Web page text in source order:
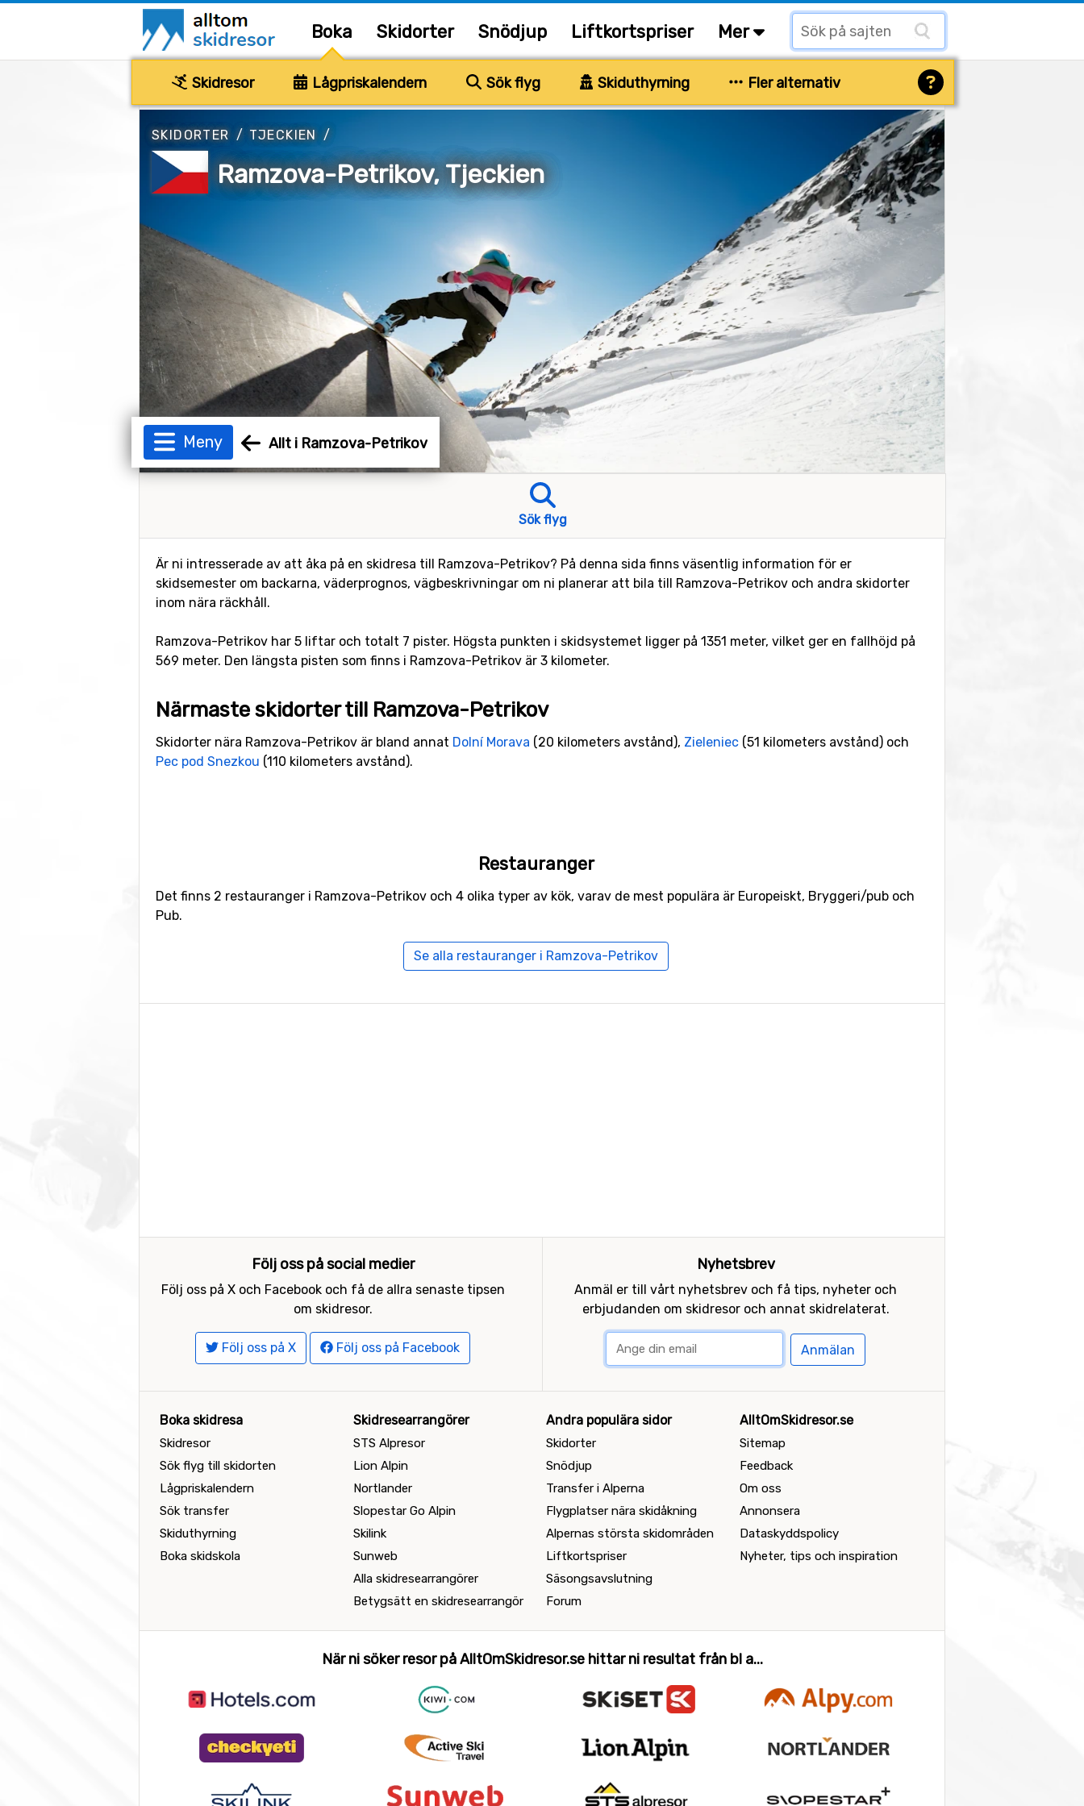
Boka Skidorter Snödjup Liftkortspriser Mer
Skidresor Lågpriskalendern Sök flyg Skiduthyrning Fler alternativ
SKIDORTER / TJECKIEN /
Ramzova-Petrikov, Tjeckien
Meny Allt i Ramzova-Petrikov
Sök flyg
Är ni intresserade av att åka på en skidresa till Ramzova-Petrikov? På denna sida finns väsentlig information för er
skidsemester om backarna, väderprognos, vägbeskrivningar om ni planerar att bila till Ramzova-Petrikov och andra skidorter
inom nära räckhåll.
Ramzova-Petrikov har 5 liftar och totalt 7 pister. Högsta punkten i skidsystemet ligger på 1351 meter, vilket ger en fallhöjd på
569 meter. Den längsta pisten som finns i Ramzova-Petrikov är 3 kilometer.
Närmaste skidorter till Ramzova-Petrikov
Skidorter nära Ramzova-Petrikov är bland annat Dolní Morava (20 kilometers avstånd), Zieleniec (51 kilometers avstånd) och
Pec pod Snezkou (110 kilometers avstånd).
Restauranger
Det finns 2 restauranger i Ramzova-Petrikov och 4 olika typer av kök, varav de mest populära är Europeiskt, Bryggeri/pub och
Pub.
Se alla restauranger i Ramzova-Petrikov
Följ oss på social medier
Följ oss på X och Facebook och få de allra senaste tipsen
om skidresor.
Följ oss på X Följ oss på Facebook
Nyhetsbrev
Anmäl er till vårt nyhetsbrev och få tips, nyheter och
erbjudanden om skidresor och annat skidrelaterat.
Anmälan
Boka skidresa
Skidresor
Sök flyg till skidorten
Lågpriskalendern
Sök transfer
Skiduthyrning
Boka skidskola
Skidresearrangörer
STS Alpresor
Lion Alpin
Nortlander
Slopestar Go Alpin
Skilink
Sunweb
Alla skidresearrangörer
Betygsätt en skidresearrangör
Andra populära sidor
Skidorter
Snödjup
Transfer i Alperna
Flygplatser nära skidåkning
Alpernas största skidområden
Liftkortspriser
Säsongsavslutning
Forum
AlltOmSkidresor.se
Sitemap
Feedback
Om oss
Annonsera
Dataskyddspolicy
Nyheter, tips och inspiration
När ni söker resor på AlltOmSkidresor.se hittar ni resultat från bl a...